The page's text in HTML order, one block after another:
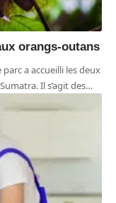
orangs-outans
parc a accueilli les deux
Il s’agit des…